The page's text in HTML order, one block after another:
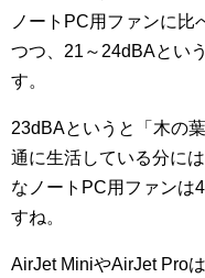
ノートPC用ファンに比
つつ、21～24dBAとい
す。
23dBAというと「木の
通に生活している分に
なノートPC用ファンは
すね。
AirJet MiniやAirJet Pro